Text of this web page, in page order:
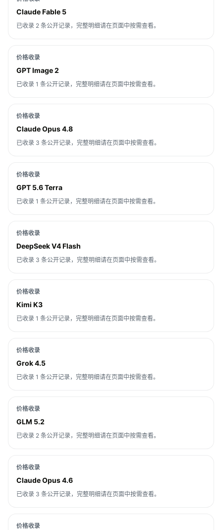
Claude Fable 5
已收录 2 条公开记录，完整明细请在页面中按需查看。
价格收录
GPT Image 2
已收录 1 条公开记录，完整明细请在页面中按需查看。
价格收录
Claude Opus 4.8
已收录 3 条公开记录，完整明细请在页面中按需查看。
价格收录
GPT 5.6 Terra
已收录 1 条公开记录，完整明细请在页面中按需查看。
价格收录
DeepSeek V4 Flash
已收录 3 条公开记录，完整明细请在页面中按需查看。
价格收录
Kimi K3
已收录 1 条公开记录，完整明细请在页面中按需查看。
价格收录
Grok 4.5
已收录 1 条公开记录，完整明细请在页面中按需查看。
价格收录
GLM 5.2
已收录 2 条公开记录，完整明细请在页面中按需查看。
价格收录
Claude Opus 4.6
已收录 3 条公开记录，完整明细请在页面中按需查看。
价格收录